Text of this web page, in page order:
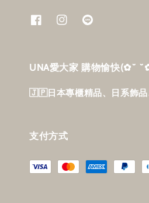
UNA愛大家 購物愉快‎(✿˘
🇯🇵日本專櫃精品、日系飾品
支付方式